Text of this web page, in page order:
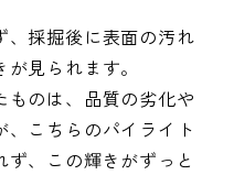
、採掘後に表面の汚れ
見られます。
ものは、品質の劣化や
こちらのパイライト
、この輝きがずっと